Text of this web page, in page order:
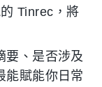
Tinrec，將
要、是否涉及
能賦能你日常